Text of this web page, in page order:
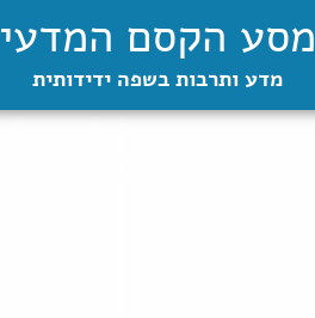
מסע הקסם המדעי
מדע ותרבות בשפה ידידותית